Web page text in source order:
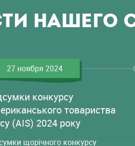
НАШЕГО
27 ноября 2024
конкурсу
товариства
(AIS) 2024 року
щорічного конкурсу